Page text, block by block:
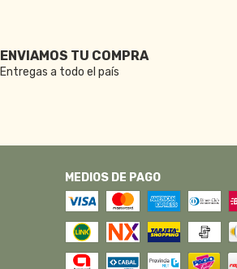
ENVIAMOS TU COMPRA
Entregas a todo el país
MEDIOS DE PAGO